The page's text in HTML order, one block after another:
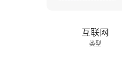
互联网
类型